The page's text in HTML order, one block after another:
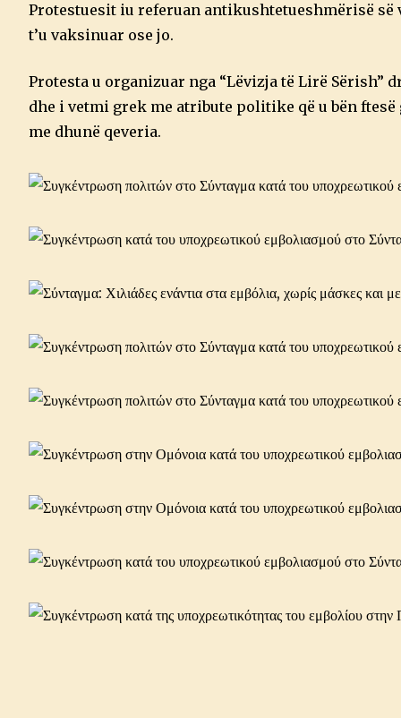
Protestuesit iu referuan antikushtetueshmërisë
t’u vaksinuar ose jo.
Protesta u organizuar nga “Lëvizja të Lirë Sërish”
dhe i vetmi grek me atribute politike që u bën
me dhunë qeveria.